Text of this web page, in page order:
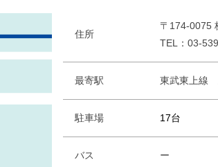
住所
〒174-0075
TEL：03-
最寄駅 東武東上線
駐車場 17台
バス ー